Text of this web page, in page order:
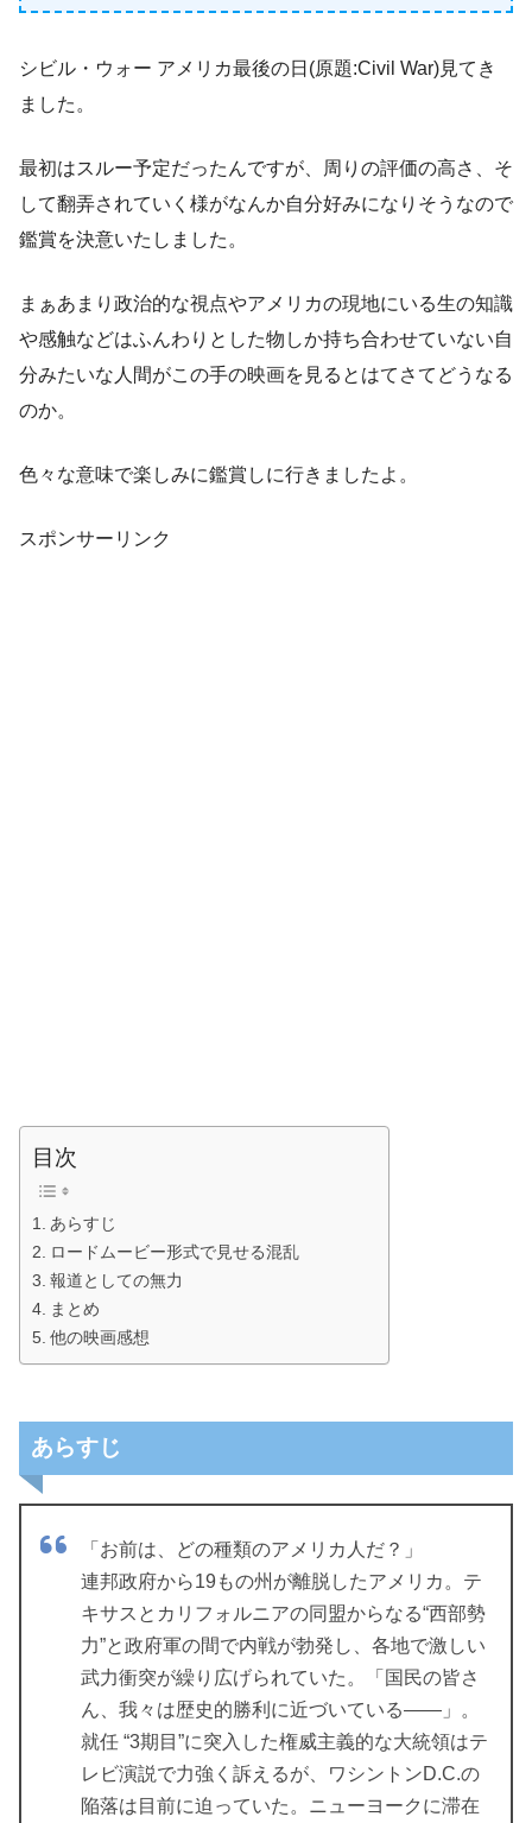
シビル・ウォー アメリカ最後の日(原題:Civil War)見てき
ました。
最初はスルー予定だったんですが、周りの評価の高さ、そ
して翻弄されていく様がなんか自分好みになりそうなので
鑑賞を決意いたしました。
まぁあまり政治的な視点やアメリカの現地にいる生の知識
や感触などはふんわりとした物しか持ち合わせていない自
分みたいな人間がこの手の映画を見るとはてさてどうなる
のか。
色々な意味で楽しみに鑑賞しに行きましたよ。
スポンサーリンク
目次
あらすじ
ロードムービー形式で見せる混乱
報道としての無力
まとめ
他の映画感想
あらすじ
「お前は、どの種類のアメリカ人だ？」
連邦政府から19もの州が離脱したアメリカ。テ
キサスとカリフォルニアの同盟からなる“西部勢
力”と政府軍の間で内戦が勃発し、各地で激しい
武力衝突が繰り広げられていた。「国民の皆さ
ん、我々は歴史的勝利に近づいている——」。
就任 “3期目”に突入した権威主義的な大統領はテ
レビ演説で力強く訴えるが、ワシントンD.C.の
陥落は目前に迫っていた。ニューヨークに滞在